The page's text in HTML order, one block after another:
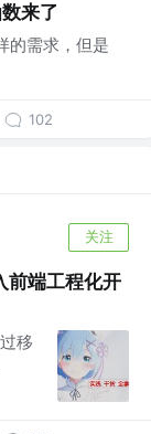
来了
的需求，但是
102
关注
前端工程化开
移